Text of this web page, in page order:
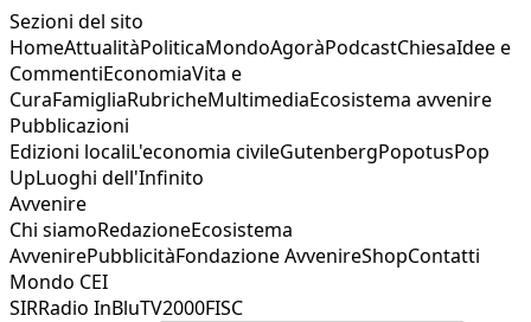
Sezioni del sito
HomeAttualitàPoliticaMondoAgoràPodcastChiesaIdee e
CommentiEconomiaVita e
CuraFamigliaRubricheMultimediaEcosistema avvenire
Pubblicazioni
Edizioni localiL'economia civileGutenbergPopotusPop
UpLuoghi dell'Infinito
Avvenire
Chi siamoRedazioneEcosistema
AvvenirePubblicitàFondazione AvvenireShopContatti
Mondo CEI
SIRRadio InBluTV2000FISC